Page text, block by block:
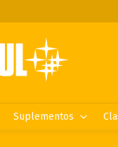
Suplementos